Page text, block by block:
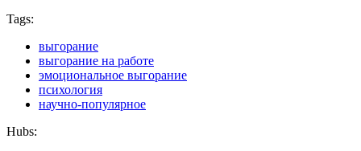
Tags:
выгорание
выгорание на работе
эмоциональное выгорание
психология
научно-популярное
Hubs: